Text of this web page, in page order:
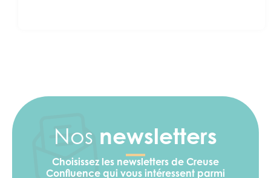
Nos newsletters
Choisissez les newsletters de Creuse
Confluence qui vous intéressent parmi